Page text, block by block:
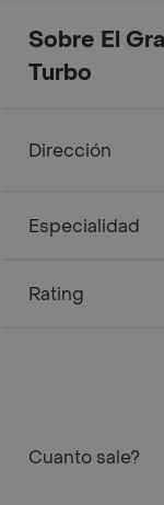
Sobre El
Turbo
Dirección
Especialidad
Rating
Cuanto sale?